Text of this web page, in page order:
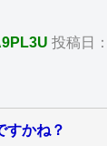
投稿日
すかね？